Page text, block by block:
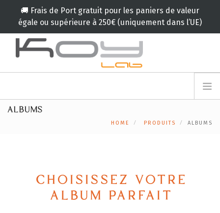
🚚 Frais de Port gratuit pour les paniers de valeur
égale ou supérieure à 250€ (uniquement dans l’UE)
INSCRIVEZ VOUS
CAMPAGNES
ALBUMS
HOME PRODUITS ALBUMS
CHOISISSEZ VOTRE
ALBUM PARFAIT